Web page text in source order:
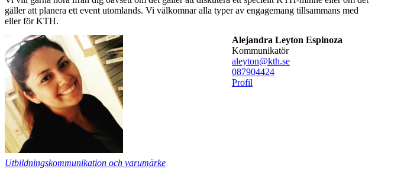
gäller att planera ett event utomlands. Vi välkomnar alla typer av engagemang tillsammans med
eller för KTH.
Alejandra Leyton Espinoza
kommunikatör
aleyton@kth.se
087904424
Profil
Utbildningskommunikation och varumärke